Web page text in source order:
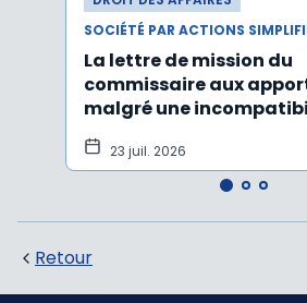
SOCIÉTÉ PAR ACTIONS
La lettre de mission du
commissaire aux
malgré une
être annulée
23 juil. 2026
Retour